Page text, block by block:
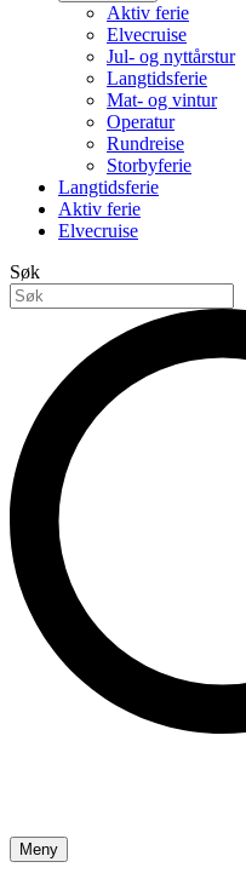
Aktiv ferie
Elvecruise
Jul- og nyttårstur
Langtidsferie
Mat- og vintur
Operatur
Rundreise
Storbyferie
Langtidsferie
Aktiv ferie
Elvecruise
Søk
Meny